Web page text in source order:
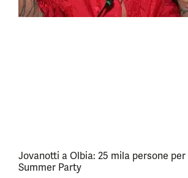
Jovanotti a Olbia: 25 mila persone
Summer Party